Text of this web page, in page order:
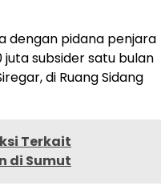
dengan pidana penjara
subsider satu bulan
di Ruang Sidang
Terkait
di Sumut